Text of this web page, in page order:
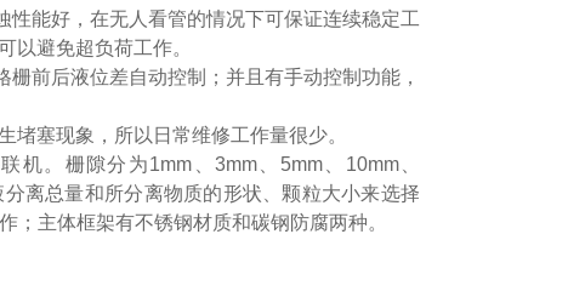
能好，在无人看管的情况下可保证连续稳定工
以避免超负荷工作。
前后液位差自动控制；并且有手动控制功能，
塞现象，所以日常维修工作量很少。
机。栅隙分为1mm、3mm、5mm、10mm、
离总量和所分离物质的形状、颗粒大小来选择
主体框架有不锈钢材质和碳钢防腐两种。